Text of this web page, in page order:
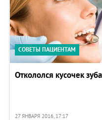
СОВЕТЫ ПАЦИЕНТАМ
Откололся кусочек
27 ЯНВАРЯ 2016, 17:17